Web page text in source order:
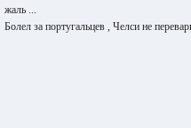
жаль ...
Болел за португальцев , Челси не